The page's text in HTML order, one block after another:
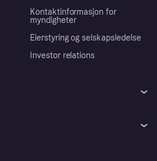
Kontaktinformasjon for
myndigheter
Eierstyring og selskapsledelse
Investor relations